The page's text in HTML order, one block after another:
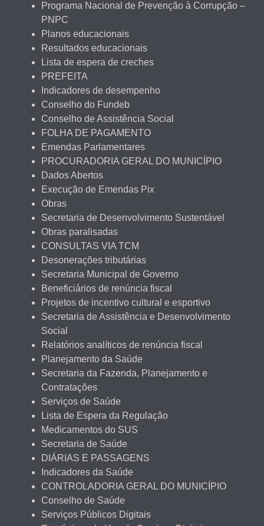
Programa Nacional de Prevenção à Corrupção –
PNPC
Planos educacionais
Resultados educacionais
Lista de espera de creches
PREFEITA
Indicadores de desempenho
Conselho do Fundeb
Conselho de Assistência Social
FOLHA DE PAGAMENTO
Emendas Parlamentares
PROCURADORIA GERAL DO MUNICÍPIO
Dados Abertos
Execução de Emendas Pix
Obras
Secretaria de Desenvolvimento Sustentável
Obras paralisadas
CONSULTAS VIA TCM
Desonerações tributárias
Secretaria Municipal de Governo
Beneficiários de renúncia fiscal
Projetos de incentivo cultural e esportivo
Secretaria de Assistência e Desenvolvimento
Social
Relatórios analíticos de renúncia fiscal
Planejamento da Saúde
Secretaria da Fazenda, Planejamento e
Contratações
Serviços de Saúde
Lista de Espera da Regulação
Medicamentos do SUS
Secretaria de Saúde
DIÁRIAS E PASSAGENS
Indicadores da Saúde
CONTROLADORIA GERAL DO MUNICÍPIO
Conselho de Saúde
Serviços Públicos Digitais